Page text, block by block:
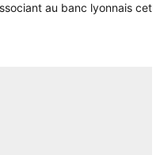
au banc lyonnais cet